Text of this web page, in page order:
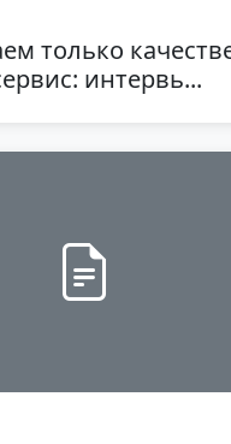
только
интервь...